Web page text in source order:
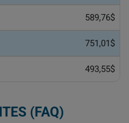
589,76$
751,01$
493,55$
(FAQ)